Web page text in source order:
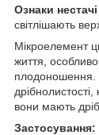
Ознаки
світлішають
Мікроелемент
життя, особливо
плодоношення.
вони мають
Застосування: